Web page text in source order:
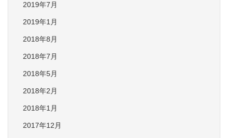
2019年7月
2019年1月
2018年8月
2018年7月
2018年5月
2018年2月
2018年1月
2017年12月